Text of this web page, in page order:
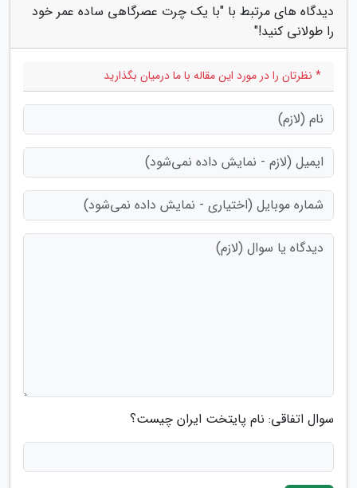
دیدگاه های مرتبط با "با یک چرت عصرگاهی ساده عمر خود
را طولانی کنید!"
* نظرتان را در مورد این مقاله با ما درمیان بگذارید
سوال اتفاقی: نام پایتخت ایران چیست؟